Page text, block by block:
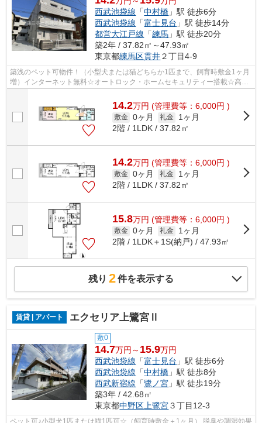
西武池袋線 「中村橋 」駅 徒歩6分
西武池袋線 「富士見台 」駅 徒歩14分
都営大江戸線 「練馬 」駅 徒歩20分
築2年 / 37.82㎡～47.93㎡
東京都練馬区貫井２丁目4-9
築浅のペット可物件！（小型犬または猫どちらか1匹まで、飼育時敷金1ヶ月
増）インターネット無料☆オートロック・ホームセキュリティー搭載☆高い
断熱性や高性能省エネ設備搭載
14.2万円 (管理費等：6,000円 )
敷金 0ヶ月 礼金
1ヶ月
2階 / 1LDK / 37.82㎡
14.2万円 (管理費等：6,000円 )
敷金 0ヶ月 礼金
1ヶ月
2階 / 1LDK / 37.82㎡
15.8万円 (管理費等：6,000円 )
敷金 0ヶ月 礼金
1ヶ月
2階 / 1LDK＋1S(納戸) / 47.93㎡
残り 2件を表示する
賃貸 | アパート エクセリア上鷺宮Ⅱ
敷0
14.7万円～ 15.9万円
西武池袋線 「富士見台 」駅 徒歩6分
西武池袋線 「中村橋 」駅 徒歩8分
西武新宿線 「鷺ノ宮 」駅 徒歩19分
築3年 / 42.68㎡
東京都中野区 上鷺宮３丁目12-3
ペット可♪小型犬1匹または猫1匹可☆（飼育時敷金＋1ヶ月） 脱臭や調湿効果